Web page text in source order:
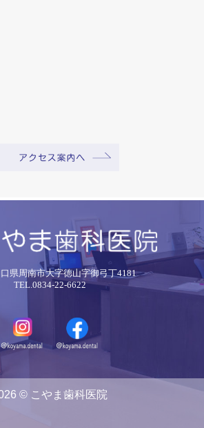
県周南市大字徳山字御弓丁4181
TEL.0834-22-6622
© こやま歯科医院